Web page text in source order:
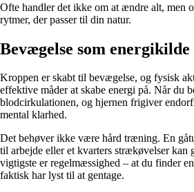
Ofte handler det ikke om at ændre alt, men
rytmer, der passer til din natur.
Bevægelse som energikilde
Kroppen er skabt til bevægelse, og fysisk
effektive måder at skabe energi på. Når du
blodcirkulationen, og hjernen frigiver
mental klarhed.
Det behøver ikke være hård træning. En
til arbejde eller et kvarters strækøvelser kan
vigtigste er regelmæssighed – at du finder
faktisk har lyst til at gentage.